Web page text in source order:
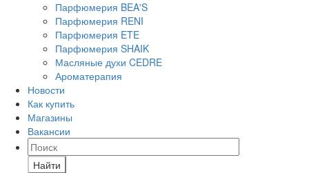
Парфюмерия BEA'S
Парфюмерия RENI
Парфюмерия ETE
Парфюмерия SHAIK
Масляные духи CEDRE
Ароматерапия
Новости
Как купить
Магазины
Вакансии
Найти